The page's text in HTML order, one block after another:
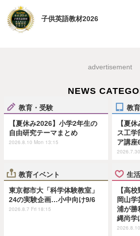
子供英語教材2026
advertisement
NEWS
教育・受験
【夏休み2026】小学2年生の
自由研究テーマまとめ
2026.8.10 Mon 13:15
教
【夏
ス工学
ア講座
教育イベント
東京都市大「科学体験教室」
24の実験企画…小中向け9/6
2026.8.7 Fri 18:15
生
【高
岡山学
浦が勝
縄尚学